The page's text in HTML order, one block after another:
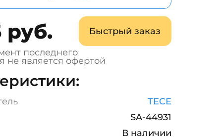
руб.
Быстрый заказ
последнего
не является офертой
TECE
SA-44931
В наличии